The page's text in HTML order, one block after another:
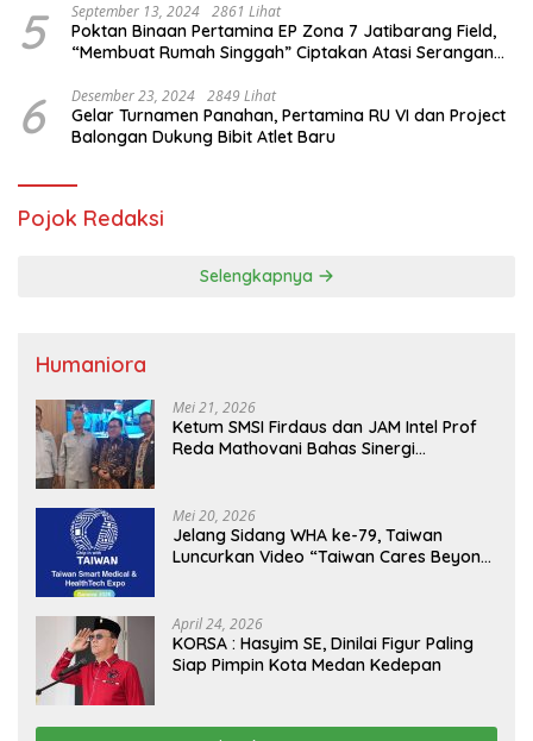
5 September 13, 2024 2861 Lihat
Poktan Binaan Pertamina EP Zona 7 Jatibarang Field,
“Membuat Rumah Singgah” Ciptakan Atasi Serangan
6 Desember 23, 2024 2849 Lihat
Gelar Turnamen Panahan, Pertamina RU VI dan Project
Balongan Dukung Bibit Atlet Baru
Pojok Redaksi
Selengkapnya
Humaniora
Mei 21, 2026
Ketum SMSI Firdaus dan JAM Intel Prof
Reda Mathovani Bahas Sinergi
MBG, Perkuat Pengawasan Program
Pemerintah
Mei 20, 2026
Jelang Sidang WHA ke-79, Taiwan
Luncurkan Video “Taiwan Cares Beyond
April 24, 2026
KORSA : Hasyim SE, Dinilai Figur Paling
Siap Pimpin Kota Medan Kedepan